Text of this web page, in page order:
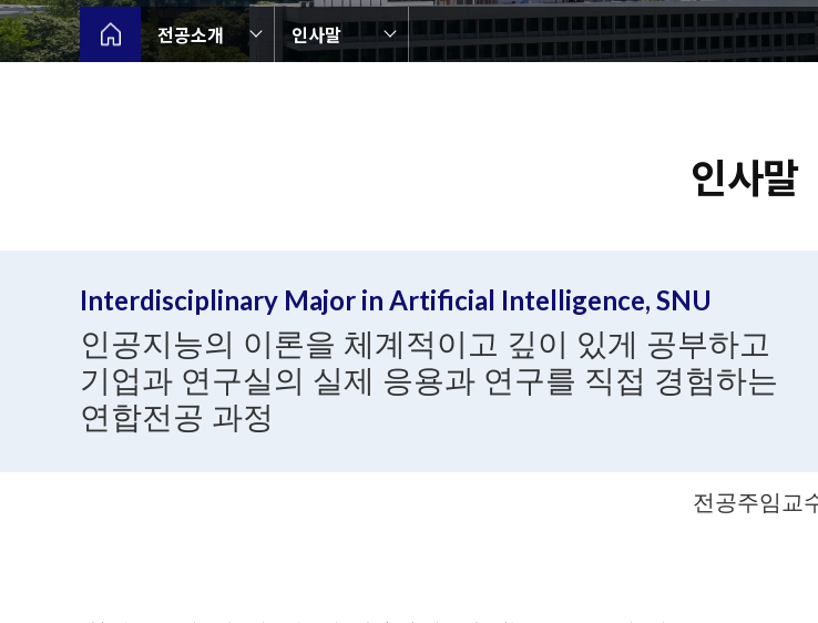
전공소개 인사말
인사말
Interdisciplinary Major in Artificial Intelligence, SNU
인공지능의 이론을 체계적이고 깊이 있게 공부하고
기업과 연구실의 실제 응용과 연구를 직접 경험하는
연합전공 과정
전공주임교